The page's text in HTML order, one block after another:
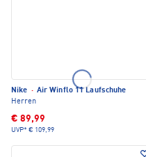
Nike · Air Winflo 11 Laufschuhe
Herren
€ 89,99
UVP* € 109,99